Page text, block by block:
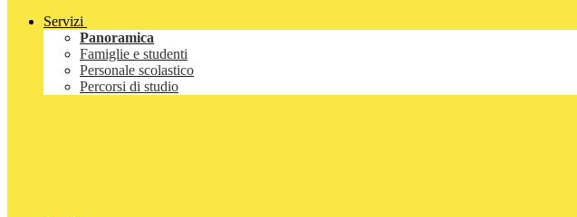
Servizi
Panoramica
Famiglie e studenti
Personale scolastico
Percorsi di studio